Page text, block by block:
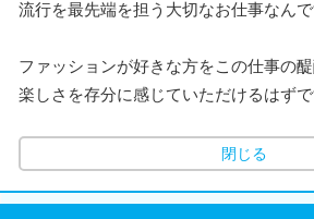
流行を最先端を担う大切なお仕事なんで
ファッションが好きな方をこの仕事の
楽しさを存分に感じていただけるはずで
閉じる